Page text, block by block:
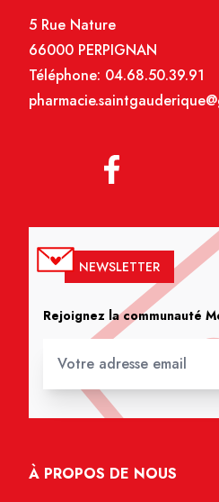
5 Rue Nature
66000 PERPIGNAN
Téléphone: 04.68.50.39.91
NEWSLETTER
Rejoignez la communauté
À PROPOS DE NOUS